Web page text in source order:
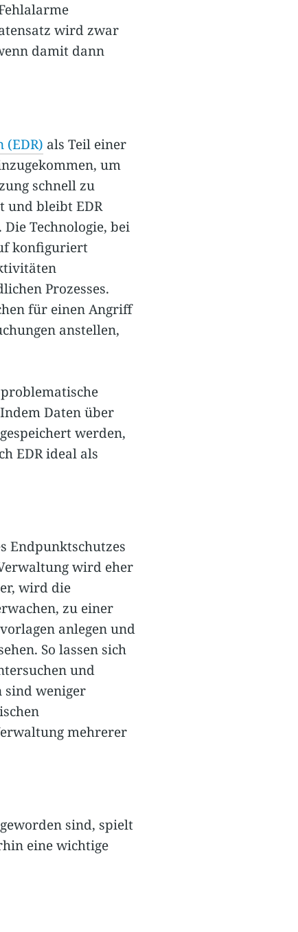
wird zwar
damit dann
als Teil einer
um
schnell zu
und bleibt EDR
Technologie, bei
konfiguriert
Prozesses.
für einen Angriff
anstellen,
Daten über
werden,
EDR ideal als
Endpunktschutzes
wird eher
wird die
zu einer
anlegen und
So lassen sich
und
sind weniger
mehrerer
sind, spielt
eine wichtige